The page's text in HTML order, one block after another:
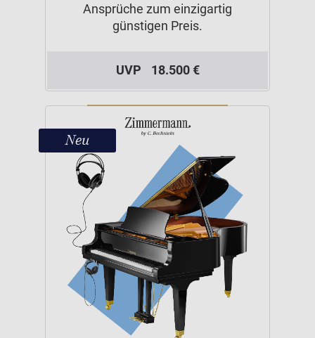
Ansprüche zum einzigartig
günstigen Preis.
UVP 18.500 €
Neu